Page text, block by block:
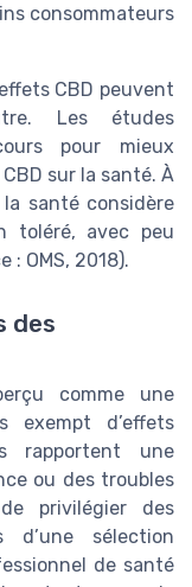
consommateurs
CBD peuvent
Les études
pour mieux
sur la santé. À
la santé considère
toléré, avec peu
: OMS, 2018).
des
comme une
exempt d’effets
rapportent une
ou des troubles
privilégier des
sélection
de santé